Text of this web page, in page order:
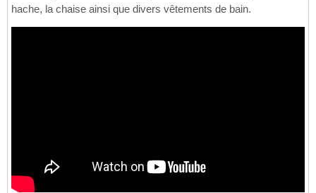
hache, la chaise ainsi que divers vêtements de bain.